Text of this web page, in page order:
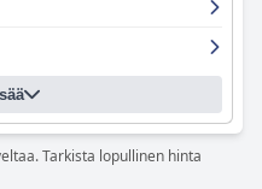
erinomainen, ja monet
avuliaisuuttaan. Kylpylä- ja
ja niissä on laadukkaat
Hotelli on täydellinen
ja korkeatasoista
lomaan tai
Tarkista lopullinen hinta